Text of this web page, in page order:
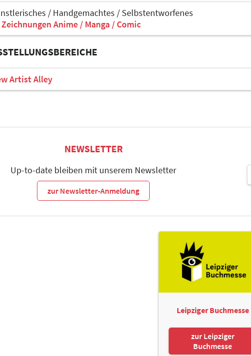
/ Handgemachtes / Selbstentworfenes
Zeichnungen Anime / Manga / Comic
Artist Alley
NEWSLETTER
Up-to-date bleiben mit unserem Newsletter
zur Newsletter-Anmeldung
Leipziger Buchmesse
zur Leipziger
Buchmesse